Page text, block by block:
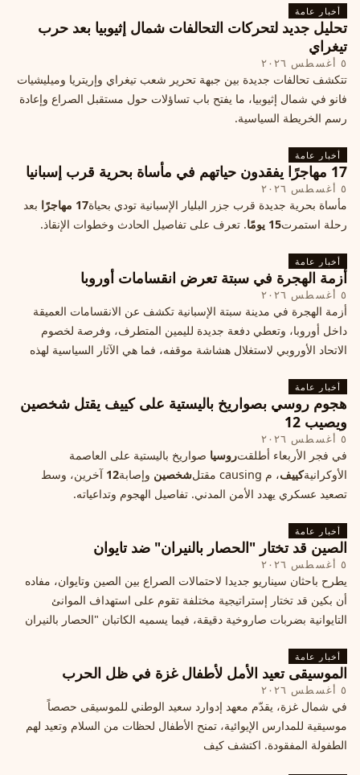
أخبار عامة
تحليل جديد لتحركات التحالفات شمال إثيوبيا بعد حرب
تيغراي
٥ أغسطس ٢٠٢٦
تتكشف تحالفات جديدة بين جبهة تحرير شعب تيغراي وإريتريا وميليشيات
فانو في شمال إثيوبيا، ما يفتح باب تساؤلات حول مستقبل الصراع وإعادة
رسم الخريطة السياسية.
أخبار عامة
17 مهاجرًا يفقدون حياتهم في مأساة بحرية قرب إسبانيا
٥ أغسطس ٢٠٢٦
مأساة بحرية جديدة قرب جزر البليار الإسبانية تودي بحياة17 مهاجرًا
بعد
رحلة استمرت15 يومًا . تعرف على تفاصيل الحادث وخطوات الإنقاذ.
أخبار عامة
أزمة الهجرة في سبتة تعرض انقسامات أوروبا
٥ أغسطس ٢٠٢٦
أزمة الهجرة في مدينة سبتة الإسبانية تكشف عن الانقسامات العميقة
داخل أوروبا، وتعطي دفعة جديدة لليمين المتطرف، وفرصة لخصوم
الاتحاد الأوروبي لاستغلال هشاشة موقفه، فما هي الآثار السياسية لهذه
أخبار عامة
هجوم روسي بصواريخ باليستية على كييف يقتل شخصين
ويصيب 12
٥ أغسطس ٢٠٢٦
في فجر الأربعاء أطلقتروسيا صواريخ باليستية على العاصمة
الأوكرانيةكييف، م causing مقتل شخصين وإصابة12 آخرين، وسط
تصعيد عسكري يهدد الأمن المدني. تفاصيل الهجوم وتداعياته.
أخبار عامة
الصين قد تختار "الحصار بالنيران" ضد تايوان
٥ أغسطس ٢٠٢٦
يطرح باحثان سيناريو جديدا لاحتمالات الصراع بين الصين وتايوان، مفاده
أن بكين قد تختار إستراتيجية مختلفة تقوم على استهداف الموانئ
التايوانية بضربات صاروخية دقيقة، فيما يسميه الكاتبان "الحصار بالنيران
أخبار عامة
الموسيقى تعيد الأمل لأطفال غزة في ظل الحرب
٥ أغسطس ٢٠٢٦
في شمال غزة، يقدّم معهد إدوارد سعيد الوطني للموسيقى حصصاً
موسيقية للمدارس الإيوائية، تمنح الأطفال لحظات من السلام وتعيد لهم
الطفولة المفقودة. اكتشف كيف